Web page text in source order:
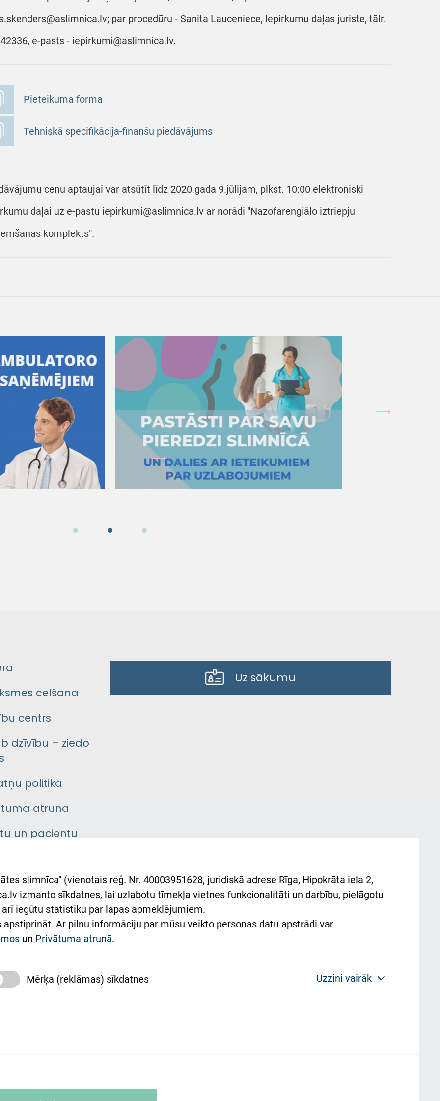
par procedūru - Sanita Lauceniece, Iepirkumu daļas juriste, tālr.
e-pasts - iepirkumi@aslimnica.lv.
Pieteikuma forma
Tehniskā specifikācija-finanšu piedāvājums
cenu aptaujai var atsūtīt līdz 2020.gada 9.jūlijam, plkst. 10:00 elektroniski
daļai uz e-pastu iepirkumi@aslimnica.lv ar norādi "Nazofarengiālo iztriepju
komplekts".
celšana
centrs
dzīvību – ziedo
politika
atruna
un pacientu
slimnīcas
Ukrainai
Східної лікарні
з Україною
Uz sākumu
slimnīca" (vienotais reģ. Nr. 40003951628, juridiskā adrese Rīga, Hipokrāta iela 2,
izmanto sīkdatnes, lai uzlabotu tīmekļa vietnes funkcionalitāti un darbību, pielāgotu
iegūtu statistiku par lapas apmeklējumiem.
Ar pilnu informāciju par mūsu veikto personas datu apstrādi var
un Privātuma atrunā.
Mērķa (reklāmas) sīkdatnes Uzzini vairāk